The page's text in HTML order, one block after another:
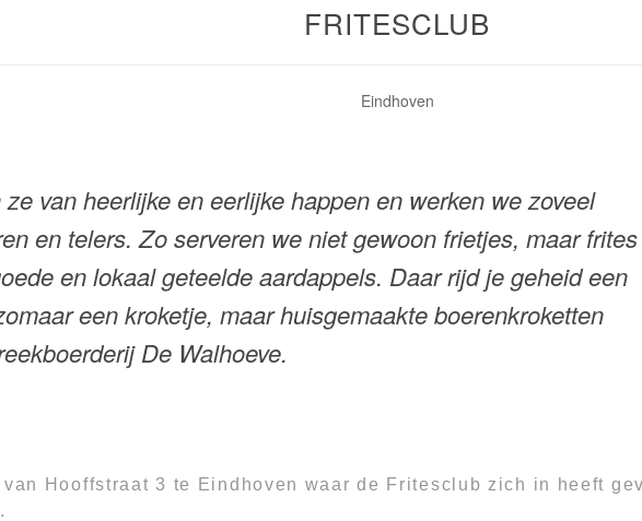
FRITESCLUB
Eindhoven
van heerlijke en eerlijke happen en werken we zoveel
en telers. Zo serveren we niet gewoon frietjes, maar
en lokaal geteelde aardappels. Daar rijd je geheid een
een kroketje, maar huisgemaakte boerenkroketten
De Walhoeve.
van Hooffstraat 3 te Eindhoven waar de Fritesclub zich in heeft